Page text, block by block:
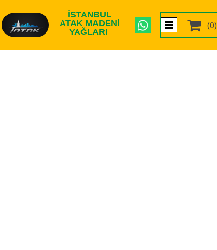
İSTANBUL
ATAK MADENI
YAĞLARI
 (0)